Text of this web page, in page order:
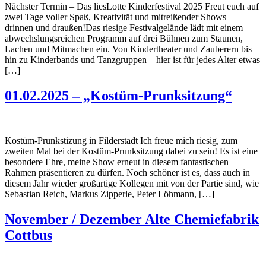
Nächster Termin – Das liesLotte Kinderfestival 2025 Freut euch auf
zwei Tage voller Spaß, Kreativität und mitreißender Shows –
drinnen und draußen!Das riesige Festivalgelände lädt mit einem
abwechslungsreichen Programm auf drei Bühnen zum Staunen,
Lachen und Mitmachen ein. Von Kindertheater und Zauberern bis
hin zu Kinderbands und Tanzgruppen – hier ist für jedes Alter etwas
[…]
01.02.2025 – „Kostüm-Prunksitzung“
Kostüm-Prunkstizung in Filderstadt Ich freue mich riesig, zum
zweiten Mal bei der Kostüm-Prunksitzung dabei zu sein! Es ist eine
besondere Ehre, meine Show erneut in diesem fantastischen
Rahmen präsentieren zu dürfen. Noch schöner ist es, dass auch in
diesem Jahr wieder großartige Kollegen mit von der Partie sind, wie
Sebastian Reich, Markus Zipperle, Peter Löhmann, […]
November / Dezember Alte Chemiefabrik
Cottbus